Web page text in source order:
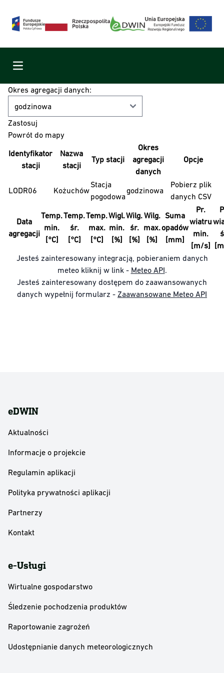
Menu
Okres agregacji danych:
Powrót do mapy
Identyfikator
stacji
Nazwa
stacji
Typ stacji
Okres
agregacji
danych
Opcje
LODR06 Kożuchów
Stacja
pogodowa
godzinowa
Pobierz plik
danych CSV
Data
agregacji
Temp.
min.
[°C]
Temp.
śr.
[°C]
Temp.
max.
[°C]
Wigl.
min.
[%]
Wilg.
śr.
[%]
Wilg.
max.
[%]
Suma
opadów
[mm]
Pr.
wiatru
min.
[m/s]
Jesteś zainteresowany integracją, pobieraniem danych
meteo kliknij w link - Meteo API.
Jesteś zainteresowany dostępem do zaawansowanych
danych wypełnij formularz - Zaawansowane Meteo API
eDWIN
Aktualności
Informacje o projekcie
Regulamin aplikacji
Polityka prywatności aplikacji
Partnerzy
Kontakt
e-Usługi
Wirtualne gospodarstwo
Śledzenie pochodzenia produktów
Raportowanie zagrożeń
Udostępnianie danych meteorologicznych